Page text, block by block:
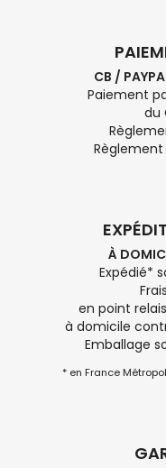
CB /
Paiement
du
À
Expédié*
en point
à domicile
Emballage
* en France